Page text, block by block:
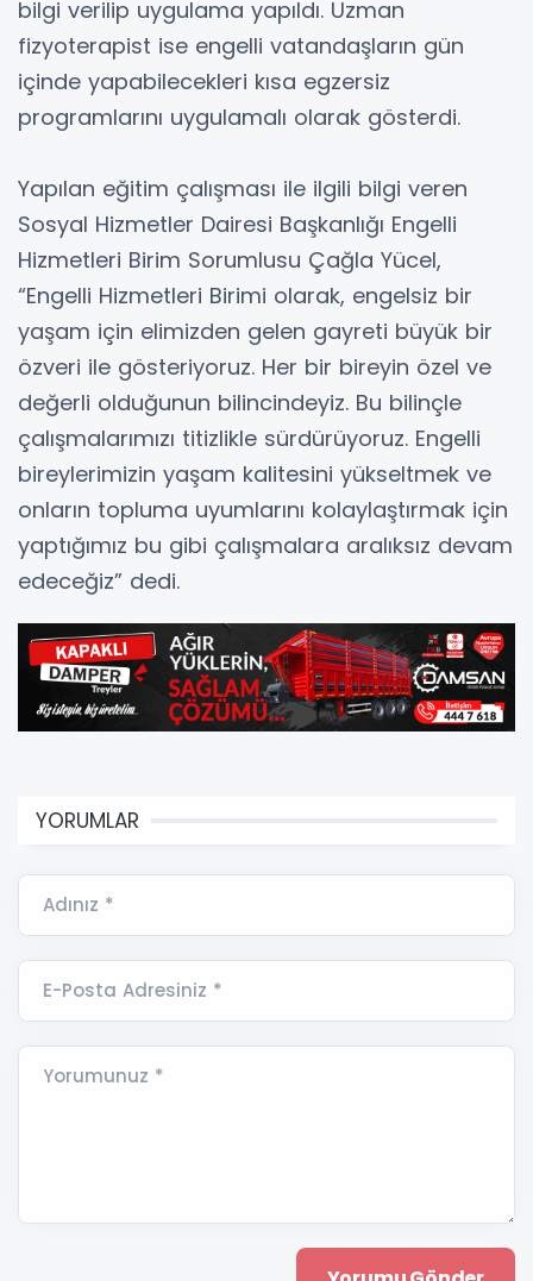
bilgi verilip uygulama yapıldı. Uzman
fizyoterapist ise engelli vatandaşların gün
içinde yapabilecekleri kısa egzersiz
programlarını uygulamalı olarak gösterdi.
Yapılan eğitim çalışması ile ilgili bilgi veren
Sosyal Hizmetler Dairesi Başkanlığı Engelli
Hizmetleri Birim Sorumlusu Çağla Yücel,
“Engelli Hizmetleri Birimi olarak, engelsiz bir
yaşam için elimizden gelen gayreti büyük bir
özveri ile gösteriyoruz. Her bir bireyin özel ve
değerli olduğunun bilincindeyiz. Bu bilinçle
çalışmalarımızı titizlikle sürdürüyoruz. Engelli
bireylerimizin yaşam kalitesini yükseltmek ve
onların topluma uyumlarını kolaylaştırmak için
yaptığımız bu gibi çalışmalara aralıksız devam
edeceğiz” dedi.
YORUMLAR
Adınız *
E-Posta Adresiniz *
Yorumunuz *